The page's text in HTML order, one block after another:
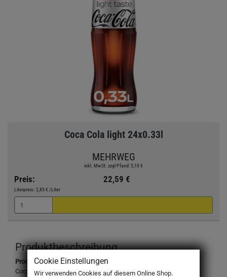
Coca Cola light 24x0.33l
MEHRWEG
inkl. MwSt. zzgl Pfand: 5,10 €
Preis: 22,59 €
Literpreis: 2,85 € /Liter
Produktbeschreibung
Produktbezeichnung:
Coca Cola light
Cookie Einstellungen
Wir verwenden Cookies auf diesem Online Shop.